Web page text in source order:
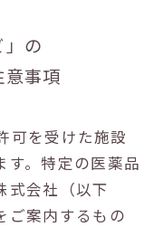
」の
意事項
可を受けた施設
す。特定の医薬品
式会社（以下
ご案内するもの